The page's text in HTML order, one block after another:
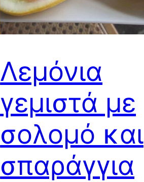
Λεμόνια
γεμιστά με
σολομό και
σπαράγγια